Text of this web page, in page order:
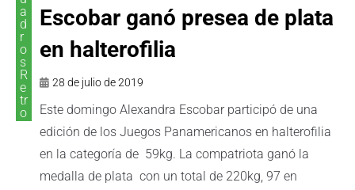
a
d
r
o
s
R
e
tr
o
Escobar ganó presea de plata
en halterofilia
28 de julio de 2019
Este domingo Alexandra Escobar participó de una
edición de los Juegos Panamericanos en halterofilia
en la categoría de 59kg. La compatriota ganó la
medalla de plata con un total de 220kg, 97 en